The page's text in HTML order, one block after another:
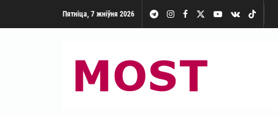
Пятніца, 7 жніўня 2026